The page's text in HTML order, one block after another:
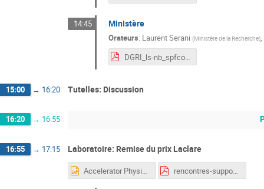
14:45 Ministère
Orateurs: Laurent Serani (Ministère de la Recherche),
DGRI_ls-nb_spfco-new.pdf
15:00 → 16:20 Tutelles: Discussion
16:20 → 16:55
16:55 → 17:15 Laboratoire: Remise du prix Laclare
Accelerator Physics @ IJCLab.pptx rencontres-support_20241015.pdf